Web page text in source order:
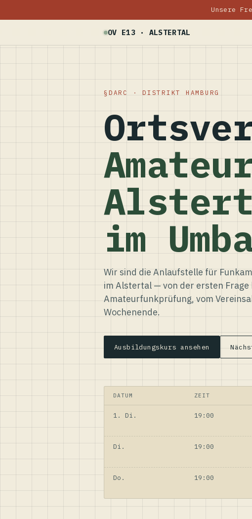
Unsere
OV E13 · ALSTERTAL
DARC · DISTRIKT HAMBURG
im
Wir sind die Anlaufstelle für
im Alstertal — von der ersten Frage
Amateurfunkprüfung, vom
Wochenende.
Ausbildungskurs ansehen
DATUM ZEIT
1. Di. 19:00
Di. 19:00
Do. 19:00